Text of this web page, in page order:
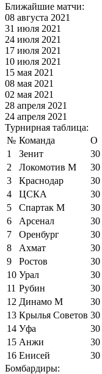
Ближайшие матчи:
08 августа 2021
31 июля 2021
24 июля 2021
17 июля 2021
10 июля 2021
15 мая 2021
08 мая 2021
02 мая 2021
28 апреля 2021
24 апреля 2021
Турнирная таблица:
№ Команда О
1
Зенит 30
2
Локомотив М 30
3
Краснодар 30
4
ЦСКА 30
5
Спартак М 30
6
Арсенал 30
7
Оренбург 30
8
Ахмат 30
9
Ростов 30
10 Урал 30
11 Рубин 30
12 Динамо М 30
13 Крылья Советов 30
14 Уфа 30
15 Анжи 30
16 Енисей 30
Бомбардиры: